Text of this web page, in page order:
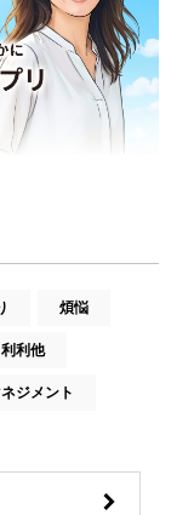
煩悩
利他
ジメント